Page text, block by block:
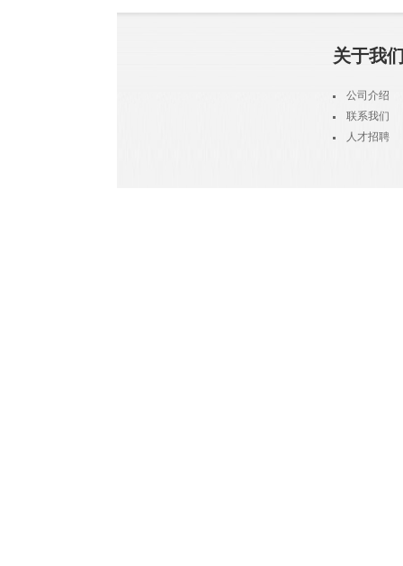
关于我
公司介绍
联系我们
人才招聘